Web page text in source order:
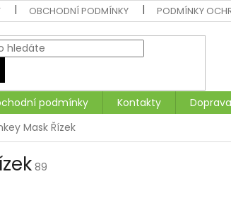
OBCHODNÍ PODMÍNKY PODMÍNKY
podmínky Kontakty
Mask Řízek
89